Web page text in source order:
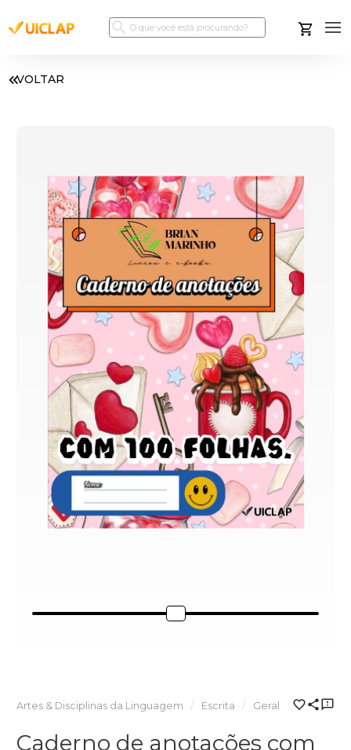
VOLTAR
Artes & Disciplinas da Linguagem Escrita Geral
Caderno de anotações com